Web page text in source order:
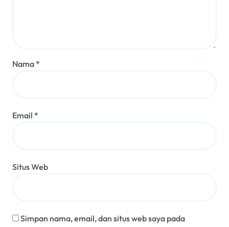
Nama *
Email *
Situs Web
Simpan nama, email, dan situs web saya pada